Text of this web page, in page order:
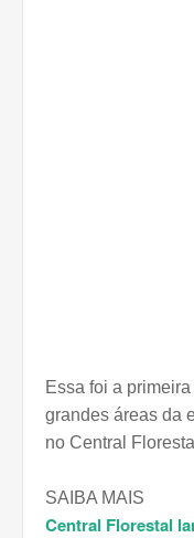
Essa foi a
grandes áreas da
no Central
SAIBA MAIS
Central Florestal